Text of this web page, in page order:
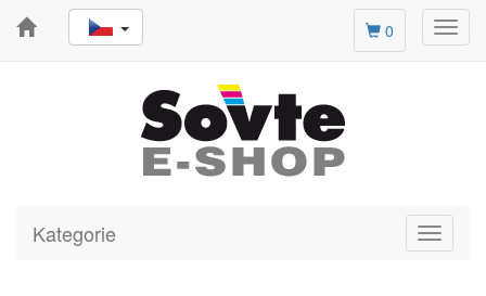
0
Toggle
Kategorie